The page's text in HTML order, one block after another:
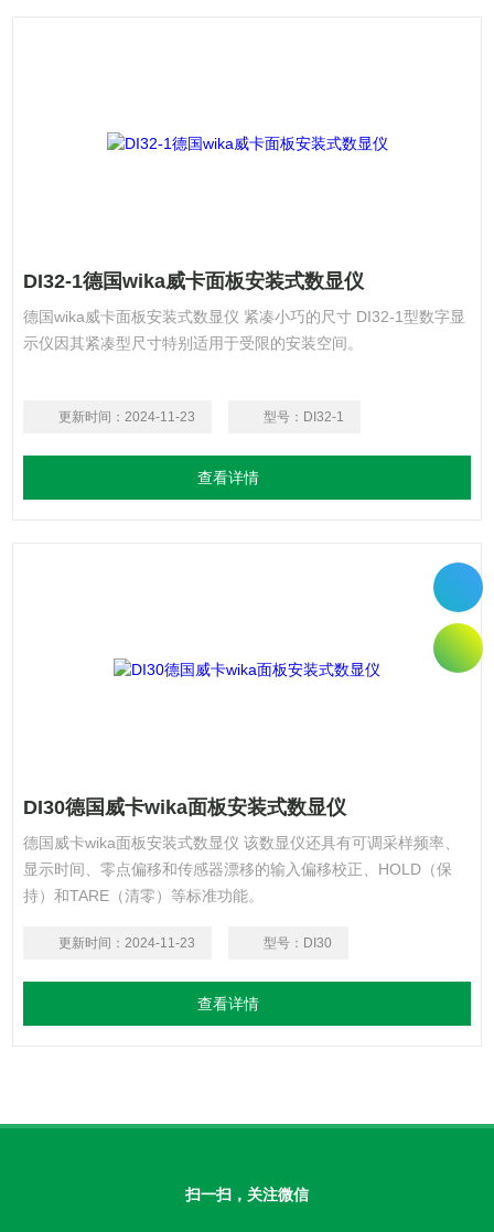
DI32-1德国wika威卡面板安装式数显仪
德国wika威卡面板安装式数显仪 紧凑小巧的尺寸 DI32-1型数字显
示仪因其紧凑型尺寸特别适用于受限的安装空间。
更新时间： 2024-11-23 型号： DI32-1
查看详情
DI30德国威卡wika面板安装式数显仪
德国威卡wika面板安装式数显仪 该数显仪还具有可调采样频率、
显示时间、零点偏移和传感器漂移的输入偏移校正、HOLD（保
持）和TARE（清零）等标准功能。
更新时间： 2024-11-23 型号： DI30
查看详情
扫一扫，关注微信